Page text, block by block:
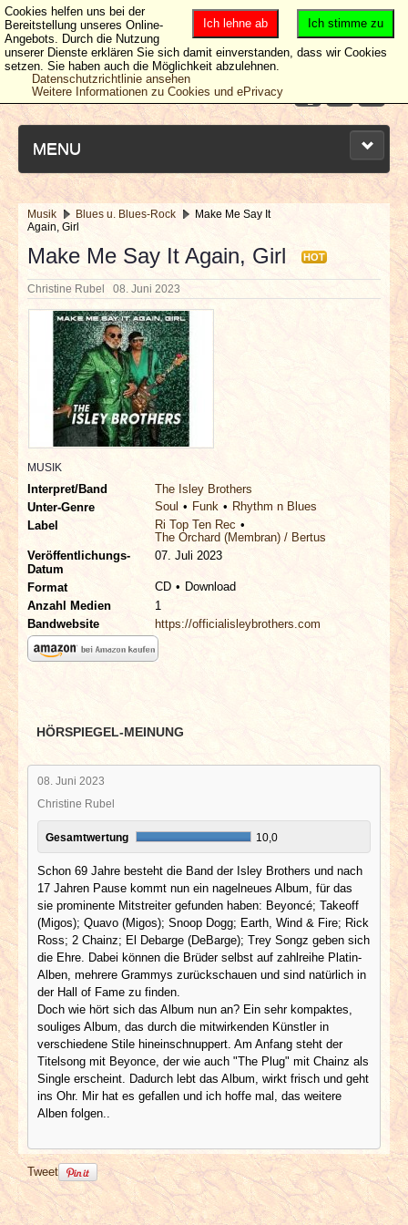
MENU
NEUESTE ARTIKEL
NEWS & DATES
BERICHTE
VERLOSUNGEN
INTERVIEWS
SPECIALS
REDAKTION
LINKS
ARCHIV
Musik Blues u. Blues-Rock
Make Me Say It
Again, Girl
Make Me Say It Again, Girl HOT
Christine Rubel 08. Juni 2023
MUSIK
Interpret/Band
The Isley Brothers
Unter-Genre
Soul Funk
Rhythm n Blues
Label
Ri Top Ten Rec
The Orchard (Membran) / Bertus
Veröffentlichungs-
Datum
07. Juli 2023
Format CD
Download
Anzahl Medien
1
Bandwebsite
https://officialisleybrothers.com
HÖRSPIEGEL-MEINUNG
08. Juni 2023
Christine Rubel
Gesamtwertung 10,0
Schon 69 Jahre besteht die Band der Isley Brothers und nach
17 Jahren Pause kommt nun ein nagelneues Album, für das
sie prominente Mitstreiter gefunden haben: Beyoncé; Takeoff
(Migos); Quavo (Migos); Snoop Dogg; Earth, Wind & Fire; Rick
Ross; 2 Chainz; El Debarge (DeBarge); Trey Songz geben sich
die Ehre. Dabei können die Brüder selbst auf zahlreihe Platin-
Alben, mehrere Grammys zurückschauen und sind natürlich in
der Hall of Fame zu finden.
Doch wie hört sich das Album nun an? Ein sehr kompaktes,
souliges Album, das durch die mitwirkenden Künstler in
verschiedene Stile hineinschnuppert. Am Anfang steht der
Titelsong mit Beyonce, der wie auch "The Plug" mit Chainz als
Single erscheint. Dadurch lebt das Album, wirkt frisch und geht
ins Ohr. Mir hat es gefallen und ich hoffe mal, das weitere
Alben folgen..
Tweet
Ich stimme zu
Ich lehne ab
Cookies helfen uns bei der
Bereitstellung unseres Online-
Angebots. Durch die Nutzung
unserer Dienste erklären Sie sich damit einverstanden, dass wir Cookies
setzen. Sie haben auch die Möglichkeit abzulehnen.
Datenschutzrichtlinie ansehen
Weitere Informationen zu Cookies und ePrivacy